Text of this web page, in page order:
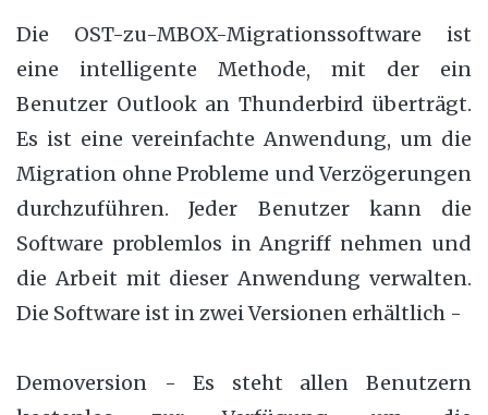
Die OST-zu-MBOX-Migrationssoftware ist
eine intelligente Methode, mit der ein
Benutzer Outlook an Thunderbird überträgt.
Es ist eine vereinfachte Anwendung, um die
Migration ohne Probleme und Verzögerungen
durchzuführen. Jeder Benutzer kann die
Software problemlos in Angriff nehmen und
die Arbeit mit dieser Anwendung verwalten.
Die Software ist in zwei Versionen erhältlich -
Demoversion - Es steht allen Benutzern